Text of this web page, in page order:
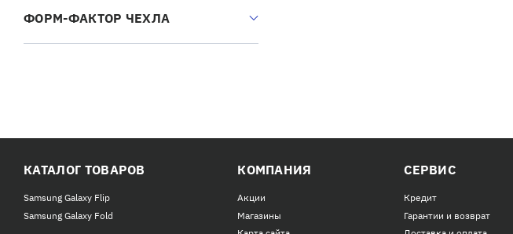
Samsung Galaxy Tab S10 Ultra
Samsung Galaxy Tab S10 Plus 1
Samsung Galaxy Tab S9 FE
Samsung Galaxy Tab S9 Ultra 4
ФОРМ-ФАКТОР ЧЕХЛА
КАТАЛОГ ТОВАРОВ
Samsung Galaxy Flip
Samsung Galaxy Fold
КОМПАНИЯ
Акции
Магазины
СЕРВИС
Кредит
Гарантии и возврат